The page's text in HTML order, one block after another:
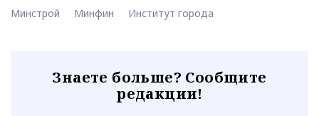
Минстрой Минфин Институт города
Знаете больше? Сообщите
редакции!